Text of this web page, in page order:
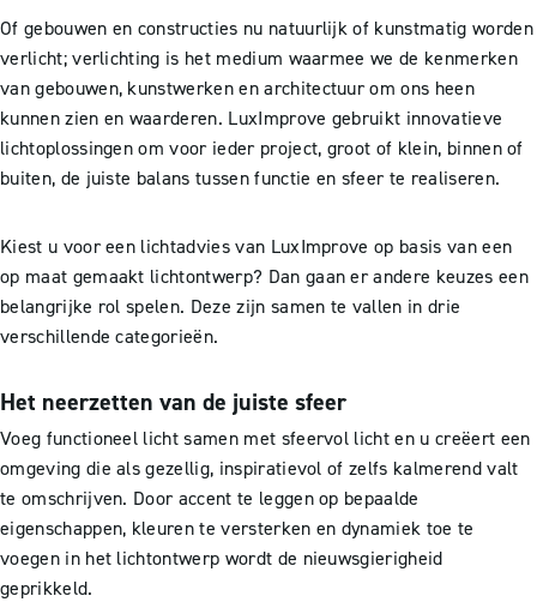
Of gebouwen en constructies nu natuurlijk of kunstmatig worden
verlicht; verlichting is het medium waarmee we de kenmerken
van gebouwen, kunstwerken en architectuur om ons heen
kunnen zien en waarderen. LuxImprove gebruikt innovatieve
lichtoplossingen om voor ieder project, groot of klein, binnen of
buiten, de juiste balans tussen functie en sfeer te realiseren.
Kiest u voor een lichtadvies van LuxImprove op basis van een
op maat gemaakt lichtontwerp? Dan gaan er andere keuzes een
belangrijke rol spelen. Deze zijn samen te vallen in drie
verschillende categorieën.
Het neerzetten van de juiste sfeer
Voeg functioneel licht samen met sfeervol licht en u creëert een
omgeving die als gezellig, inspiratievol of zelfs kalmerend valt
te omschrijven. Door accent te leggen op bepaalde
eigenschappen, kleuren te versterken en dynamiek toe te
voegen in het lichtontwerp wordt de nieuwsgierigheid
geprikkeld.